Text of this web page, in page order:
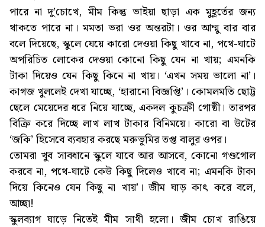
পারে না দু’চোখে, মীম কিন্তু ভাইয়া ছাড়া এক মুহূর্তের জন্য
থাকতে পারে না। মমতা ভরা ওর অন্তরটা। ওর আম্মু বার বার
বলে দিয়েছে, স্কুলে যেয়ে কারো দেওয়া কিছু খাবে না, পথে-ঘাটে
অপরিচিত লোকের দেওয়া কোনো কিছু যেন না খায়; এমনকি
টাকা দিয়েও যেন কিছু কিনে না খায়। ‘এখন সময় ভালো না’।
কাগজ খুললেই দেখা যাচ্ছে, ‘হারানো বিজ্ঞপ্তি’। কোমলমতি ছোট্ট
ছেলে মেয়েদের ধরে নিয়ে যাচ্ছে, একদল কুচক্রী গোষ্ঠী। তারপর
বিক্রি করে দিচ্ছে লাখ লাখ টাকার বিনিময়ে। কারো বা উটের
‘জকি’ হিসেবে ব্যবহার করছে মরুভূমির তপ্ত বালুর ওপর।
তোমরা খুব সাবধানে স্কুলে যাবে আর আসবে, কোনো গণ্ডগোল
করবে না, পথে-ঘাটে কেউ কিছু দিলেও খাবে না; এমনকি টাকা
দিয়ে কিনেও যেন কিছু না খায়’। জীম ঘাড় কাৎ করে বলে,
আচ্ছা!
স্কুলব্যাগ ঘাড়ে নিতেই মীম সাথী হলো। জীম চোখ রাঙিয়ে